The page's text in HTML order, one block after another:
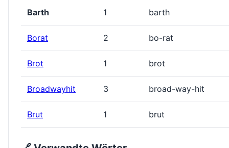
Barth 1 barth
Borat 2 bo-rat
Brot 1 brot
Broadwayhit 3 broad-way-hit
Brut 1 brut